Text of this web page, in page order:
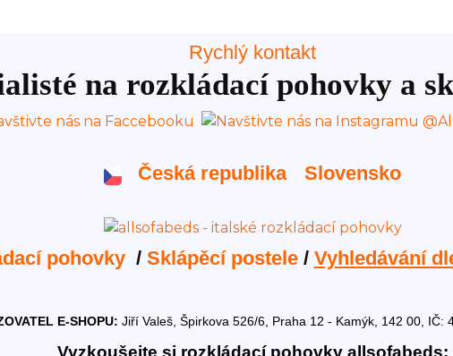
Rychlý kontakt
na rozkládací pohovky a
Česká republika Slovensko
pohovky / Sklápěcí postele/ Vyhledávání
E-SHOPU: Jiří Valeš, Špirkova 526/6, Praha 12 - Kamýk, 142 00, IČ:
Vyzkoušejte si rozkládací pohovky allsofabeds: